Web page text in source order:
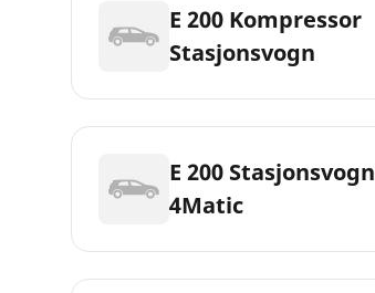
E 200 Kompressor
Stasjonsvogn
E 200 Stasjonsvogn
4Matic